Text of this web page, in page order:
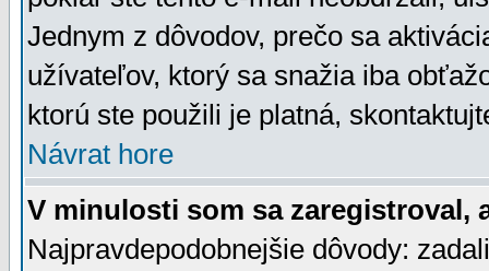
Jednym z dôvodov, prečo sa
užívateľov, ktorý sa snažia iba
ktorú ste použili je platná,
Návrat hore
V minulosti som sa zaregistroval,
Najpravdepodobnejšie dôvody: